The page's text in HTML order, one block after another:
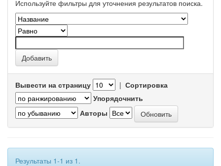
Используйте фильтры для уточнения результатов поиска.
Вывести на страницу | Сортировка
Упорядочнить
Авторы
Результаты 1-1 из 1.